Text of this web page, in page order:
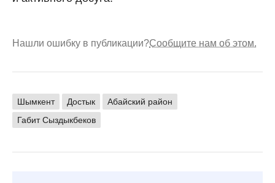
Нашли ошибку в публикации?Сообщите нам об этом.
Шымкент Достык
Абайский район
Габит Сыздыкбеков